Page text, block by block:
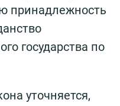
принадлежность
государства по
уточняется,